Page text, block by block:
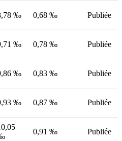
‰ 0,68 ‰ Publiée
‰ 0,78 ‰ Publiée
‰ 0,83 ‰ Publiée
‰ 0,87 ‰ Publiée
0,91 ‰ Publiée